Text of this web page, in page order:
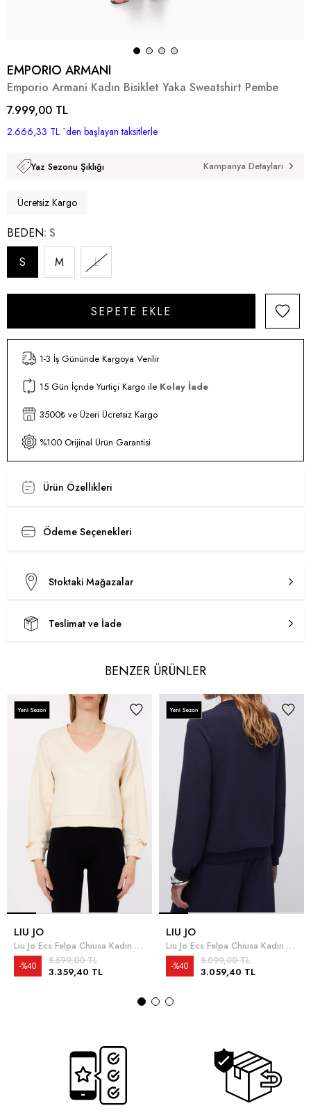
EMPORIO ARMANI
Emporio Armani Kadın Bisiklet Yaka Sweatshirt Pembe
7.999,00 TL
2.666,33 TL `den başlayan taksitlerle
Yaz Sezonu Şıklığı Kampanya Detayları
Ücretsiz Kargo
BEDEN S
S
M L
1-3 İş Gününde Kargoya Verilir
15 Gün İçnde Yurtiçi Kargo ile Kolay İade
3500₺ ve Üzeri Ücretsiz Kargo
%100 Orijinal Ürün Garantisi
Ürün Özellikleri
Ödeme Seçenekleri
Stoktaki Mağazalar
Teslimat ve İade
BENZER ÜRÜNLER
LIU JO
Liu Jo Ecs Felpa Chiusa Kadın Bisiklet Yaka Sweatshirt Çok Renkli
3.359,40 TL
5.599,00 TL
%40
LIU JO
Liu Jo Ecs Felpa Chiusa Kadın Bisiklet Yaka Sweatshirt Mavi
3.059,40 TL
5.099,00 TL
%40